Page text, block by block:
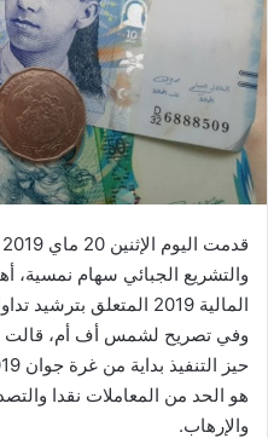
المالية 2019 المتعلق بترشيد تداول الأموال نقدا.
وفي تصريح لشمس أف أم، قالت
هو الحد من المعاملات نقدا
والإرهاب.